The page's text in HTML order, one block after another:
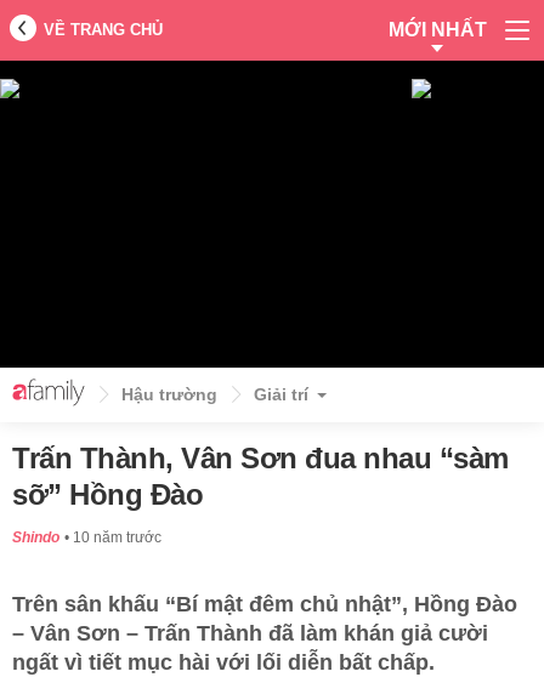
VỀ TRANG CHỦ MỚI NHẤT
Hậu trường Giải trí
Trấn Thành, Vân Sơn đua nhau “sàm
sỡ” Hồng Đào
Shindo 10 năm trước
Trên sân khấu “Bí mật đêm chủ nhật”, Hồng Đào
– Vân Sơn – Trấn Thành đã làm khán giả cười
ngất vì tiết mục hài với lối diễn bất chấp.